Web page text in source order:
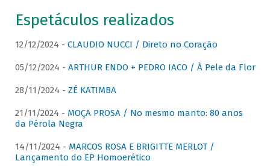
Espetáculos realizados
12/12/2024 - CLAUDIO NUCCI / Direto no Coração
05/12/2024 - ARTHUR ENDO + PEDRO IACO / À Pele da Flor
28/11/2024 - ZÉ KATIMBA
21/11/2024 - MOÇA PROSA / No mesmo manto: 80 anos
da Pérola Negra
14/11/2024 - MARCOS ROSA E BRIGITTE MERLOT /
Lançamento do EP Homoerético